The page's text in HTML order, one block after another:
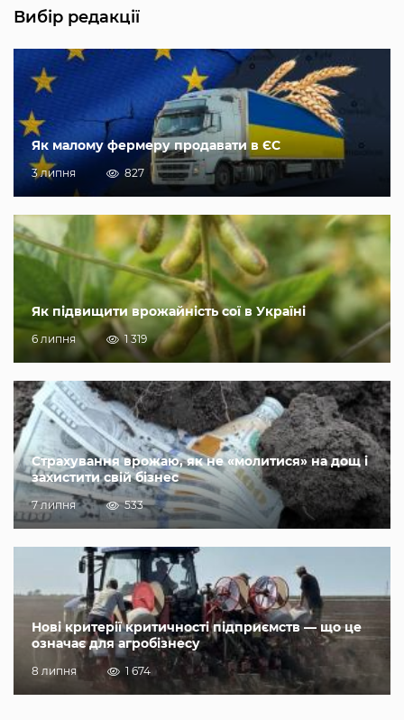
Вибір редакції
Як малому фермеру продавати в ЄС
3 липня 827
Як підвищити врожайність сої в Україні
6 липня 1 319
Страхування врожаю, як не «молитися» на дощ і
захистити свій бізнес
7 липня 533
Нові критерії критичності підприємств — що це
означає для агробізнесу
8 липня 1 674